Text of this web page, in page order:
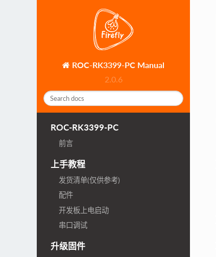
ROC-RK3399-PC Manual
2.0.6
ROC-RK3399-PC
前言
上手教程
发货清单(仅供参考)
配件
开发板上电启动
串口调试
升级固件